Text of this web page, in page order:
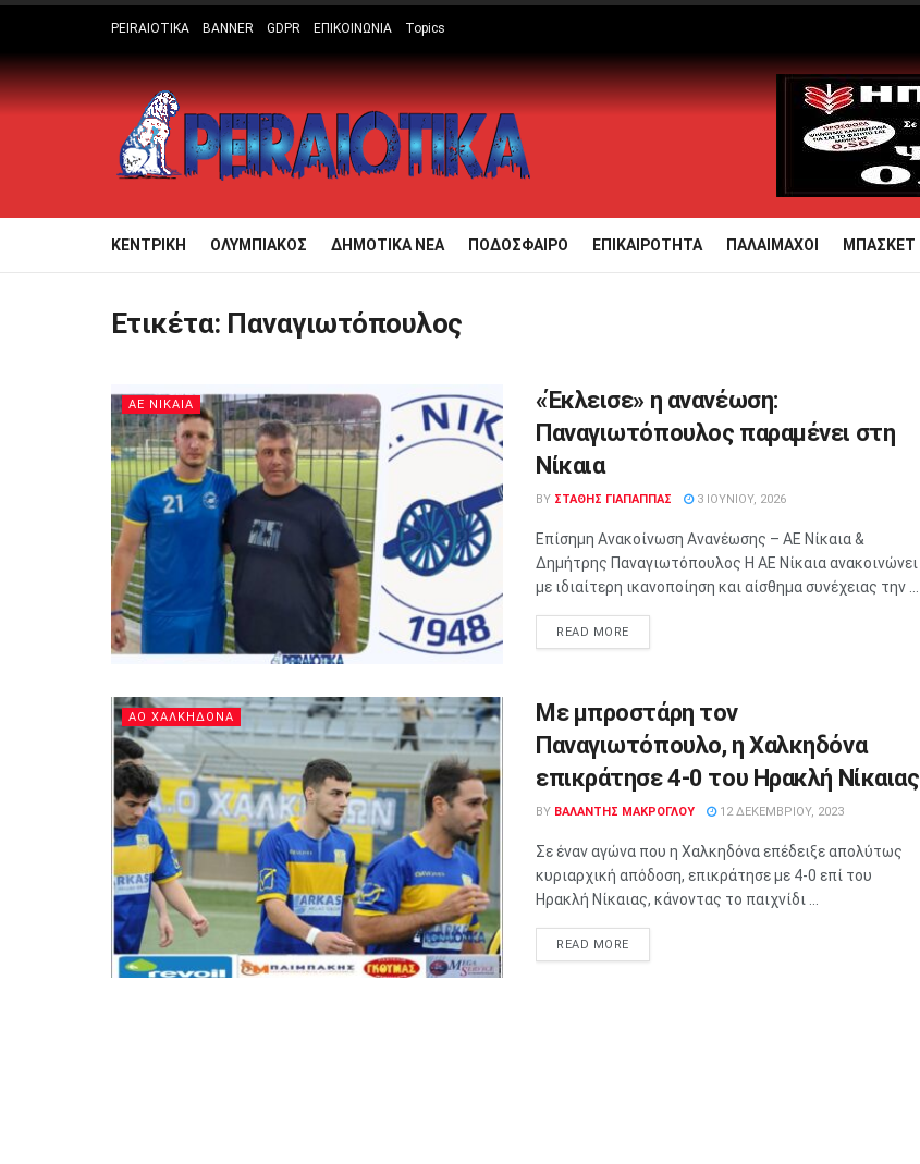
PEIRAIOTIKA BANNER GDPR ΕΠΙΚΟΙΝΩΝΙΑ Topics
ΚΕΝΤΡΙΚΗ ΟΛΥΜΠΙΑΚΟΣ ΔΗΜΟΤΙΚΑ ΝΕΑ ΠΟΔΟΣΦΑΙΡΟ ΕΠΙΚΑΙΡΟΤΗΤΑ ΠΑΛΑΙΜΑΧΟΙ ΜΠΑΣΚΕΤ
Ετικέτα: Παναγιωτόπουλος
ΑΕ ΝΙΚΑΙΑ
«Έκλεισε» η ανανέωση:
Παναγιωτόπουλος παραμένει στη
Νίκαια
BY ΣΤΑΘΗΣ ΓΊΑΠΑΠΠΑΣ 3 ΙΟΥΝΊΟΥ, 2026
Επίσημη Ανακοίνωση Ανανέωσης – ΑΕ Νίκαια &
Δημήτρης Παναγιωτόπουλος Η ΑΕ Νίκαια ανακοινώνει
με ιδιαίτερη ικανοποίηση και αίσθημα συνέχειας την ...
READ MORE
ΑΟ ΧΑΛΚΗΔΟΝΑ
Με μπροστάρη τον
Παναγιωτόπουλο, η Χαλκηδόνα
επικράτησε 4-0 του Ηρακλή Νίκαιας
BY ΒΑΛΑΝΤΗΣ ΜΑΚΡΟΓΛΟΥ 12 ΔΕΚΕΜΒΡΊΟΥ, 2023
Σε έναν αγώνα που η Χαλκηδόνα επέδειξε απολύτως
κυριαρχική απόδοση, επικράτησε με 4-0 επί του
Ηρακλή Νίκαιας, κάνοντας το παιχνίδι ...
READ MORE